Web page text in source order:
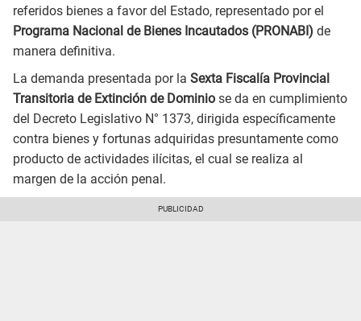
referidos bienes a favor del Estado, representado por el
Programa Nacional de Bienes Incautados (PRONABI) de
manera definitiva.
La demanda presentada por la Sexta Fiscalía Provincial
Transitoria de Extinción de Dominio se da en cumplimiento
del Decreto Legislativo N° 1373, dirigida específicamente
contra bienes y fortunas adquiridas presuntamente como
producto de actividades ilícitas, el cual se realiza al
margen de la acción penal.